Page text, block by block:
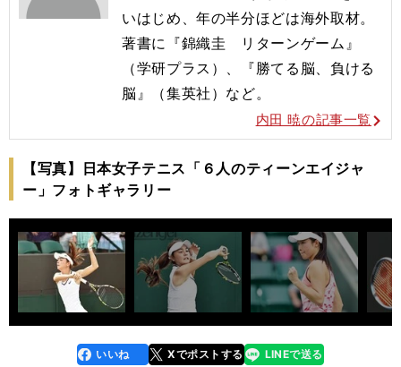
いはじめ、年の半分ほどは海外取材。
著書に『錦織圭 リターンゲーム』
（学研プラス）、『勝てる脳、負ける
脳』（集英社）など。
内田 暁の記事一覧
【写真】日本女子テニス「６人のティーンエイジャ
ー」フォトギャラリー
faceboo
k
いいね Xでポストする
line LINEで送る